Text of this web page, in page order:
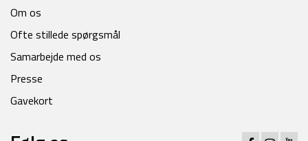
Om os
Ofte stillede spørgsmål
Samarbejde med os
Presse
Gavekort